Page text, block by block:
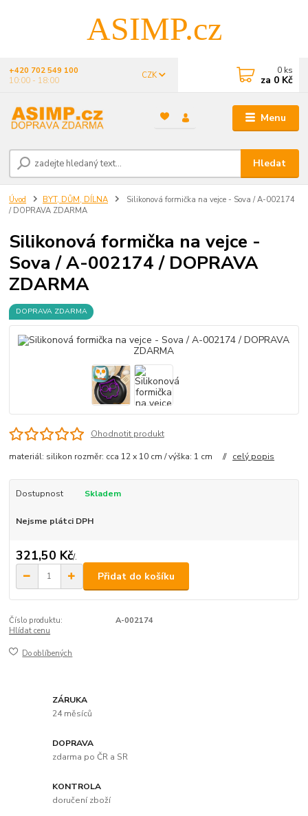
ASIMP.cz
Menu
CZK
Hledat
+420 702 549 100
10:00 - 18:00
0 ks
za 0 Kč
Úvod BYT, DŮM, DÍLNA
Silikonová formička na vejce - Sova / A-002174
/ DOPRAVA ZDARMA
Silikonová formička na vejce -
Sova / A-002174 / DOPRAVA
ZDARMA
DOPRAVA ZDARMA
Ohodnotit produkt
materiál: silikon rozměr: cca 12 x 10 cm / výška: 1 cm // celý popis
Dostupnost Skladem
Nejsme plátci DPH
321,50 Kč/.
Přidat do košíku
Číslo produktu:
A-002174
Hlídat cenu
Do oblíbených
ZÁRUKA
24 měsíců
DOPRAVA
zdarma po ČR a SR
KONTROLA
doručení zboží